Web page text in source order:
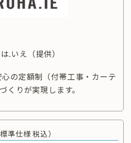
.いえ （提供）
心の定額制（付帯工事・カーテ
くりが実現します。
標準仕様 税込）